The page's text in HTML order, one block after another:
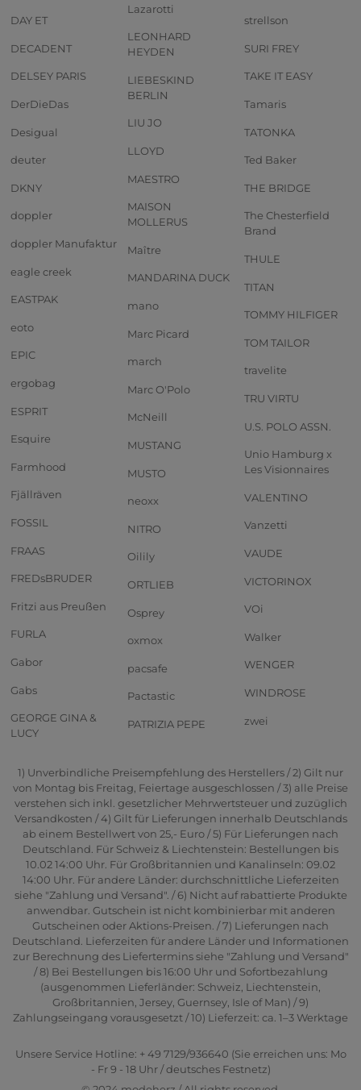
DAY ET
DECADENT
DELSEY PARIS
DerDieDas
Desigual
deuter
DKNY
doppler
doppler Manufaktur
eagle creek
EASTPAK
eoto
EPIC
ergobag
ESPRIT
Esquire
Farmhood
Fjällräven
FOSSIL
FRAAS
FREDsBRUDER
Fritzi aus Preußen
FURLA
Gabor
Gabs
GEORGE GINA &
LUCY
Lazarotti
LEONHARD
HEYDEN
LIEBESKIND
BERLIN
LIU JO
LLOYD
MAESTRO
MAISON
MOLLERUS
Maître
MANDARINA DUCK
mano
Marc Picard
march
Marc O'Polo
McNeill
MUSTANG
MUSTO
neoxx
NITRO
Oilily
ORTLIEB
Osprey
oxmox
pacsafe
Pactastic
PATRIZIA PEPE
strellson
SURI FREY
TAKE IT EASY
Tamaris
TATONKA
Ted Baker
THE BRIDGE
The Chesterfield
Brand
THULE
TITAN
TOMMY HILFIGER
TOM TAILOR
travelite
TRU VIRTU
U.S. POLO ASSN.
Unio Hamburg x
Les Visionnaires
VALENTINO
Vanzetti
VAUDE
VICTORINOX
VOi
Walker
WENGER
WINDROSE
zwei
1) Unverbindliche Preisempfehlung des Herstellers / 2) Gilt nur
von Montag bis Freitag, Feiertage ausgeschlossen / 3) alle Preise
verstehen sich inkl. gesetzlicher Mehrwertsteuer und zuzüglich
Versandkosten / 4) Gilt für Lieferungen innerhalb Deutschlands
ab einem Bestellwert von 25,- Euro / 5) Für Lieferungen nach
Deutschland. Für Schweiz & Liechtenstein: Bestellungen bis
10.02 14:00 Uhr. Für Großbritannien und Kanalinseln: 09.02
14:00 Uhr. Für andere Länder: durchschnittliche Lieferzeiten
siehe "Zahlung und Versand". / 6) Nicht auf rabattierte Produkte
anwendbar. Gutschein ist nicht kombinierbar mit anderen
Gutscheinen oder Aktions-Preisen. / 7) Lieferungen nach
Deutschland. Lieferzeiten für andere Länder und Informationen
zur Berechnung des Liefertermins siehe "Zahlung und Versand"
/ 8) Bei Bestellungen bis 16:00 Uhr und Sofortbezahlung
(ausgenommen Lieferländer: Schweiz, Liechtenstein,
Großbritannien, Jersey, Guernsey, Isle of Man) / 9)
Zahlungseingang vorausgesetzt / 10) Lieferzeit: ca. 1–3 Werktage
Unsere Service Hotline: + 49 7129/936640 (Sie erreichen uns: Mo
- Fr 9 - 18 Uhr / deutsches Festnetz)